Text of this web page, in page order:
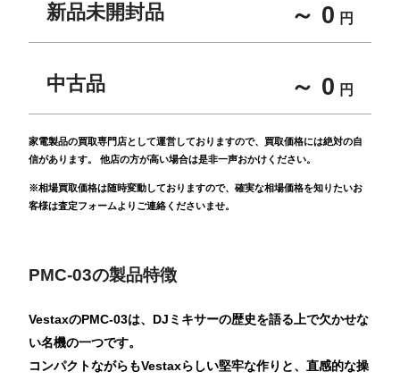
新品未開封品 ～ 0 円
中古品 ～ 0 円
家電製品の買取専門店として運営しておりますので、買取価格には絶対の自
信があります。 他店の方が高い場合は是非一声おかけください。
※相場買取価格は随時変動しておりますので、確実な相場価格を知りたいお
客様は査定フォームよりご連絡くださいませ。
PMC-03の製品特徴
VestaxのPMC-03は、DJミキサーの歴史を語る上で欠かせな
い名機の一つです。
コンパクトながらもVestaxらしい堅牢な作りと、直感的な操